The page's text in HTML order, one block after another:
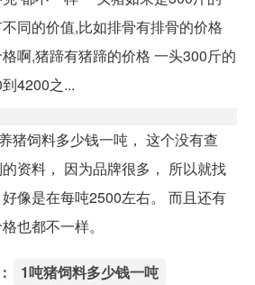
同的价值,比如排骨有排骨的价格
啊,猪蹄有猪蹄的价格 一头300斤的
4200之...
猪饲料多少钱一吨， 这个没有查
资料， 因为品牌很多， 所以就找
像是在每吨2500左右。 而且还有
也都不一样。
1吨猪饲料多少钱一吨